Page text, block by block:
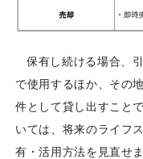
保有し続ける場合、
で使用するほか、その
件として貸し出すこと
いては、将来のライフ
有・活用方法を見直せま